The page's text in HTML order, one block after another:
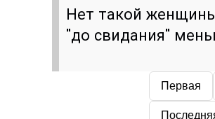
Нет такой
"до свидания"
Первая